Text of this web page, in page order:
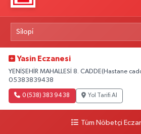
Yasin Eczanesi
YENİŞEHİR MAHALLESİ 8. CADDE(Hastane
05383839438
0 (538) 383 94 38 Yol Tarifi Al
Tüm Nöbetçi